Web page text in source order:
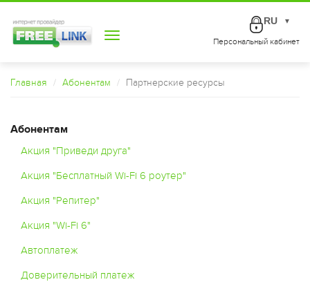
Toggle
Персональный кабинет
RU ▼
Главная Абонентам Партнерские ресурсы
Абонентам
Акция "Приведи друга"
Акция "Бесплатный Wi-Fi 6 роутер"
Акция "Репитер"
Акция "Wi-Fi 6"
Автоплатеж
Доверительный платеж